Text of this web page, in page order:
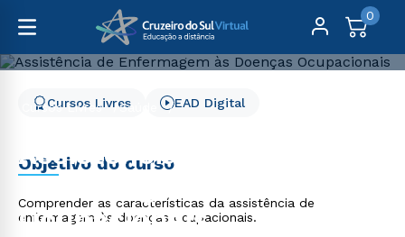
0
Cursos Livres
Saúde
Assistência de
Enfermagem às Doenças
Ocupacionais
Cursos Livres EAD Digital
Objetivo do curso
Comprender as características da assistência de
enfermagem às doenças ocupacionais.